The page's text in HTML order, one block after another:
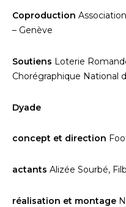
Coproduction
– Genève
Soutiens Loterie
Chorégraphique National
Dyade
concept et direction
actants Alizée Sourbé,
réalisation et montage